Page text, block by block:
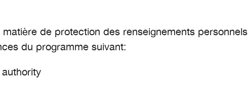
de protection des renseignements personnels
du programme suivant: